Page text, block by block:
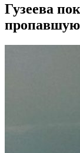
Гузеева
пропавшую